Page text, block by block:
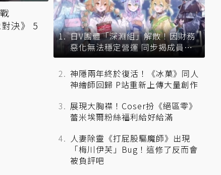
決》 5
日V團體「深淵組」解散！因財務
惡化無法穩定營運 同步揭成員未
來去向
神隱兩年終於復活！《冰菓》同人
神繪師回歸 P站重新上傳大量創作
展現大胸襟！Coser扮《絕區零》
蕾米埃爾粉絲福利給好給滿
人妻除靈《打屁股驅魔師》出現
「梅川伊芙」Bug！這修了反而會
被負評吧